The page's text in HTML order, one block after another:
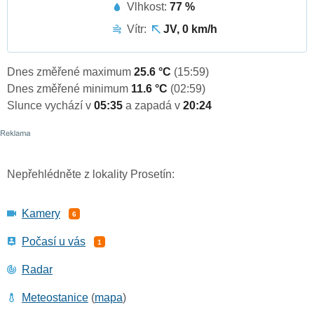
Vlhkost: 77 %
Vítr:
JV, 0 km/h
Dnes změřené maximum 25.6 °C (15:59)
Dnes změřené minimum 11.6 °C (02:59)
Slunce vychází v 05:35 a zapadá v 20:24
Nepřehlédněte z lokality Prosetín:
Kamery 6
Počasí u vás 1
Radar
Meteostanice (mapa)